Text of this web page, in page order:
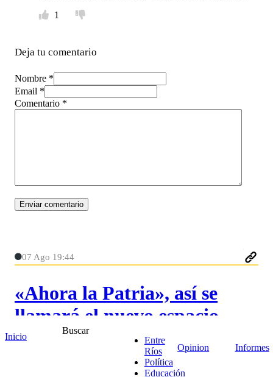
1
Deja tu comentario
Nombre *
Email *
Comentario *
07 Ago 19:44
«Ahora la Patria», así se
llamará el nuevo espacio
político que lidera la
diputada Gaillard luego de
Inicio
Buscar
Entre
Ríos
Política
Educación
Opinion Informes